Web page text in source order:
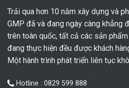
Trải qua hơn 10 năm xây dựng và
GMP đã và đang ngày càng khẳng
trên toàn quốc, tất cả các sản
đang thực hiện đều được khách
Một hành trình phát triển liên tục
Hotline : 0829 599 888